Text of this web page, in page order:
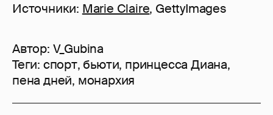
Источники: Marie Claire, GettyImages
Автор: V_Gubina
Теги: спорт, бьюти, принцесса Диана,
пена дней, монархия